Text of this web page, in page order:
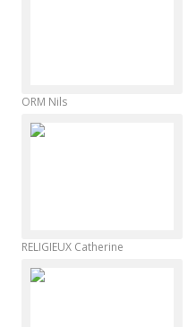
ORM Nils
RELIGIEUX Catherine